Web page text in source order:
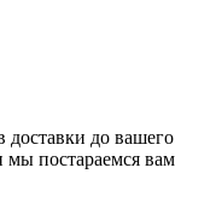
до вашего
постараемся вам